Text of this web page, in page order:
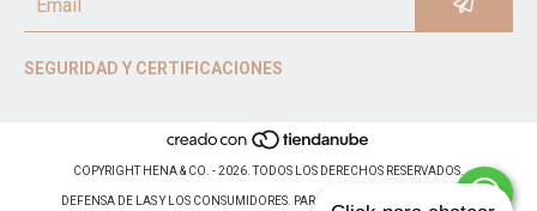
SEGURIDAD Y CERTIFICACIONES
COPYRIGHT HENA & CO. - 2026. TODOS LOS DERECHOS RESERVADOS.
DEFENSA DE LAS Y LOS CONSUMIDORES. PARA RECLAMOS